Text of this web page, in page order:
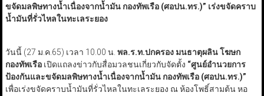
ขจัดมลพิษทางน้ำเนื่องจากน้ำมัน กองทัพเรือ (ศอปน.ทร.)” เร่งขจัดคราบ
น้ำมันที่รั่วไหลในทะเลระยอง
วันนี้ (27 ม.ค.65) เวลา 10.00 น. พล.ร.ท.ปกครอง มนธาตุผลิน โฆษก
กองทัพเรือเปิดแถลงข่าวกับสื่อมวลชนเกี่ยวกับจัดตั้ง “ศูนย์อำนวยการ
ป้องกันและขจัดมลพิษทางน้ำเนื่องจากน้ำมัน กองทัพเรือ (ศอปน.ทร.)”
เพื่อเร่งขจัดคราบน้ำมันที่รั่วไหลในทะเลระยอง ณ ห้องโพธิ์สามต้น หอ